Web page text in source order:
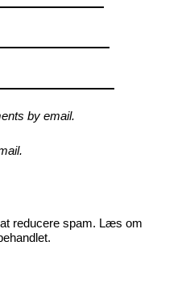
by email.
reducere spam. Læs om
.